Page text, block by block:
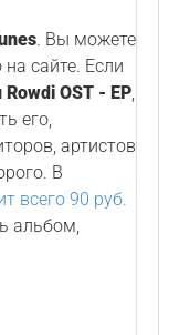
. Вы можете
сайте. Если
OST - EP,
его,
артистов
В
всего 90 руб.
альбом,